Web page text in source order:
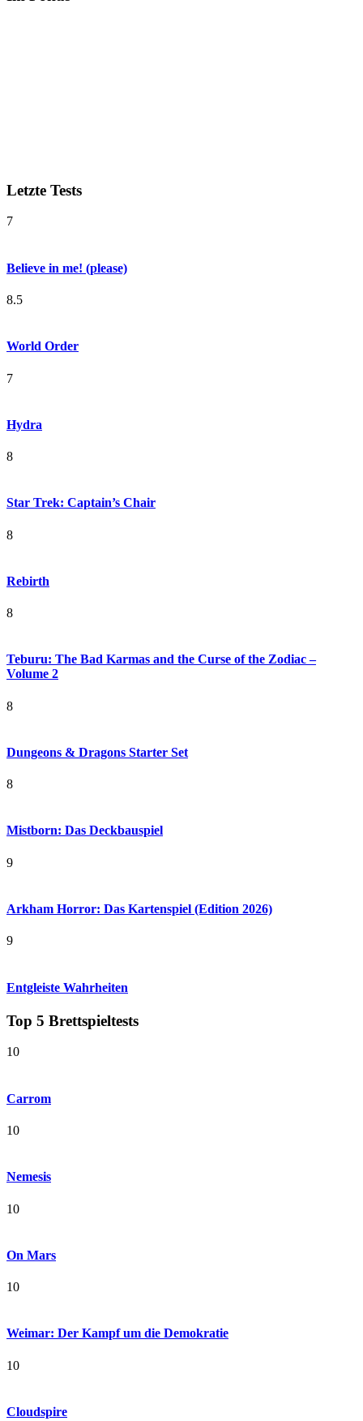
Letzte Tests
7
Believe in me! (please)
8.5
World Order
7
Hydra
8
Star Trek: Captain’s Chair
8
Rebirth
8
Teburu: The Bad Karmas and the Curse of the Zodiac –
Volume 2
8
Dungeons & Dragons Starter Set
8
Mistborn: Das Deckbauspiel
9
Arkham Horror: Das Kartenspiel (Edition 2026)
9
Entgleiste Wahrheiten
Top 5 Brettspieltests
10
Carrom
10
Nemesis
10
On Mars
10
Weimar: Der Kampf um die Demokratie
10
Cloudspire